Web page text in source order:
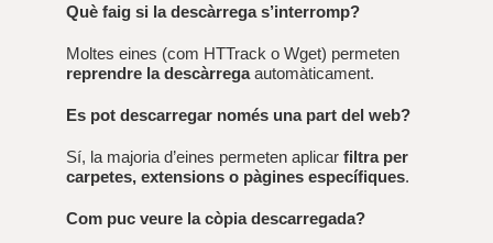
Què faig si la descàrrega s’interromp?
Moltes eines (com HTTrack o Wget) permeten
reprendre la descàrregaautomàticament.
Es pot descarregar només una part del web?
Sí, la majoria d’eines permeten aplicar filtra per
carpetes, extensions o pàgines específiques.
Com puc veure la còpia descarregada?